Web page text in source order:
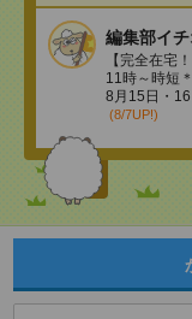
編集部イ
【完全在宅
11時～時短
8月15日・
(8/7UP!)